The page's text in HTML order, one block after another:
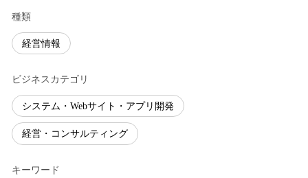
種類
経営情報
ビジネスカテゴリ
システム・Webサイト・アプリ開発
経営・コンサルティング
キーワード